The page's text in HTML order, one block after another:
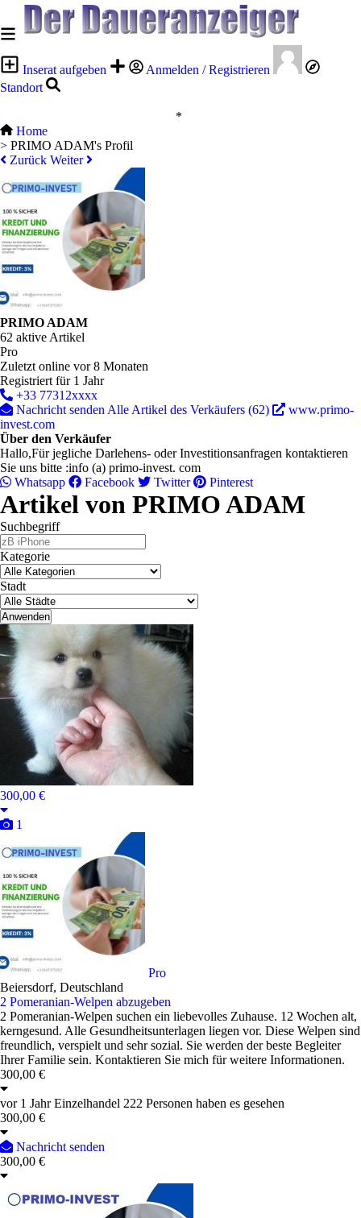
Inserat aufgeben
Anmelden / Registrieren
Standort
*
Home
> PRIMO ADAM's Profil
Zurück Weiter
PRIMO ADAM
62 aktive Artikel
Pro
Zuletzt online vor 8 Monaten
Registriert für 1 Jahr
+33 77312xxxx
Nachricht senden Alle Artikel des Verkäufers (62)
www.primo-
invest.com
Über den Verkäufer
Hallo,Für jegliche Darlehens- oder Investitionsanfragen kontaktieren
Sie uns bitte :info (a) primo-invest. com
Whatsapp
Facebook Twitter Pinterest
Artikel von PRIMO ADAM
Suchbegriff
Kategorie
Stadt
Anwenden
300,00 €
1
Pro
Beiersdorf, Deutschland
2 Pomeranian-Welpen abzugeben
2 Pomeranian-Welpen suchen ein liebevolles Zuhause. 12 Wochen alt,
kerngesund. Alle Gesundheitsunterlagen liegen vor. Diese Welpen sind
freundlich, verspielt und sehr sozial. Sie werden der beste Begleiter
Ihrer Familie sein. Kontaktieren Sie mich für weitere Informationen.
300,00 €
vor 1 Jahr Einzelhandel 222 Personen haben es gesehen
300,00 €
Nachricht senden
300,00 €